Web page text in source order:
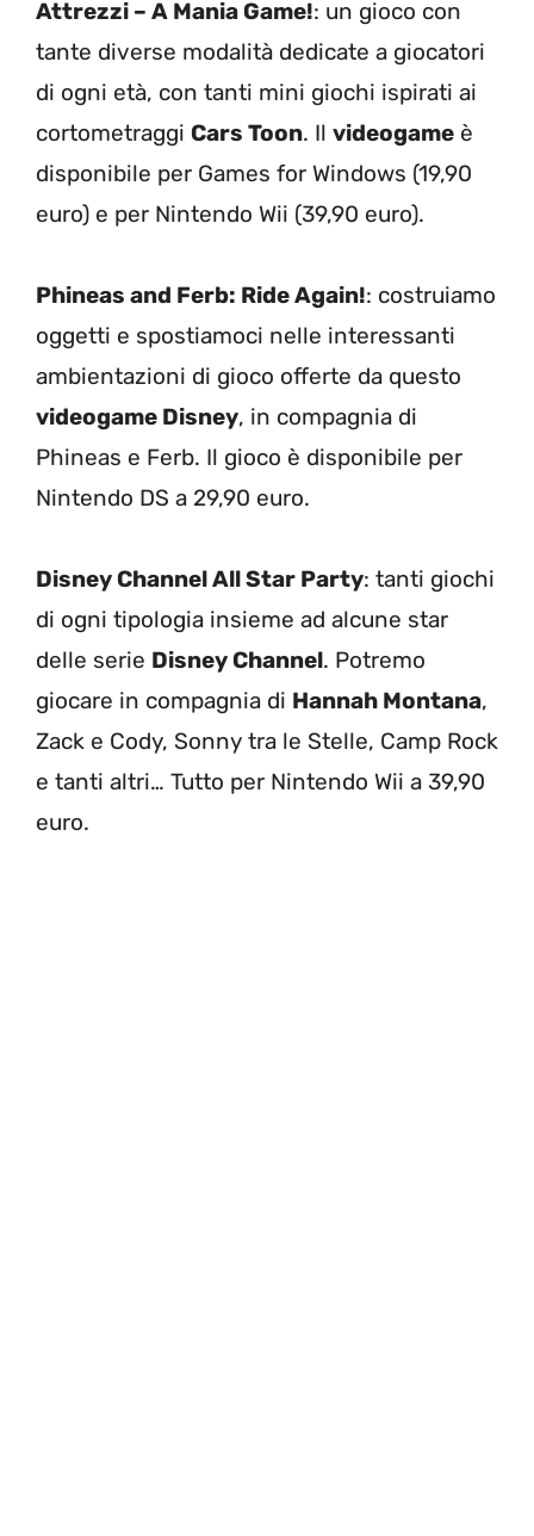
Attrezzi – A Mania Game!: un gioco con
tante diverse modalità dedicate a giocatori
di ogni età, con tanti mini giochi ispirati ai
cortometraggi Cars Toon. Il videogame è
disponibile per Games for Windows (19,90
euro) e per Nintendo Wii (39,90 euro).
Phineas and Ferb: Ride Again!: costruiamo
oggetti e spostiamoci nelle interessanti
ambientazioni di gioco offerte da questo
videogame Disney, in compagnia di
Phineas e Ferb. Il gioco è disponibile per
Nintendo DS a 29,90 euro.
Disney Channel All Star Party: tanti giochi
di ogni tipologia insieme ad alcune star
delle serie Disney Channel. Potremo
giocare in compagnia di Hannah Montana,
Zack e Cody, Sonny tra le Stelle, Camp Rock
e tanti altri… Tutto per Nintendo Wii a 39,90
euro.